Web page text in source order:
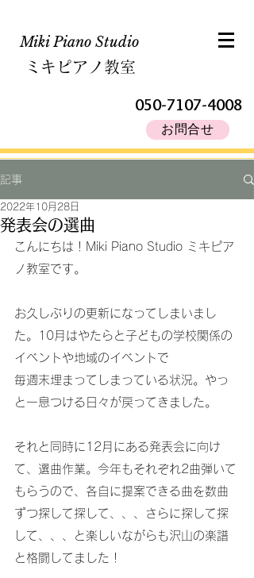
Miki Piano Studio​
ミキピアノ教室
050-7107-4008
お問合せ
記事
発表会の選曲
2022年10月28日
こんにちは！Miki Piano Studio ミキピア
ノ教室です。
お久しぶりの更新になってしまいまし
た。10月はやたらと子どもの学校関係の
イベントや地域のイベントで
毎週末埋まってしまっている状況。やっ
と一息つける日々が戻ってきました。
それと同時に12月にある発表会に向け
て、選曲作業。今年もそれぞれ2曲弾いて
もらうので、各自に提案できる曲を数曲
ずつ探して探して、、、さらに探して探
して、、、と楽しいながらも沢山の楽譜
と格闘してました！